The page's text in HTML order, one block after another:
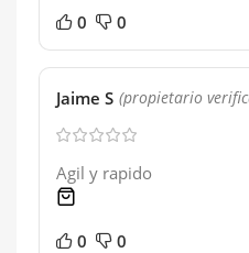
0 0
Jaime S (propietario
Agil y rapido
0 0